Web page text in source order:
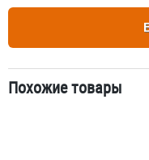
Похожие товары